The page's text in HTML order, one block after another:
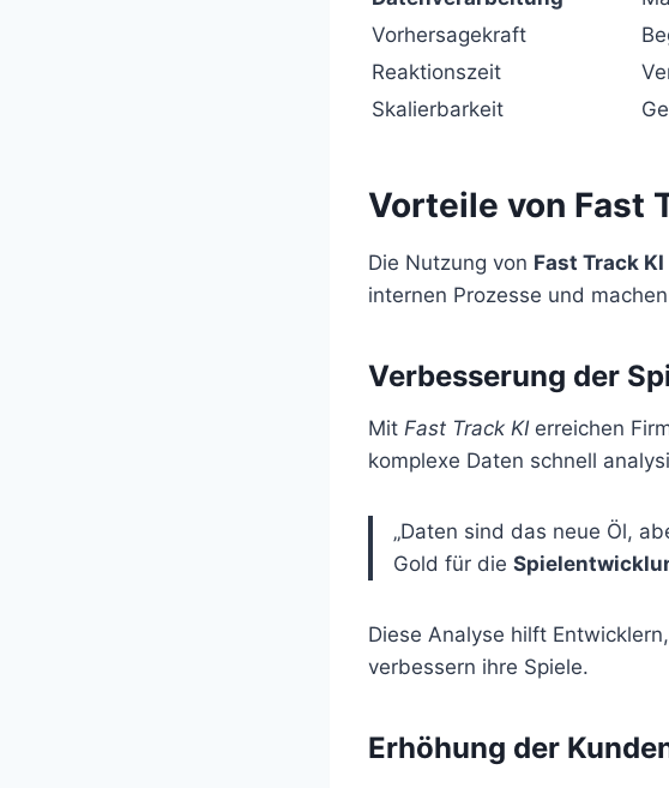
Vorhersagekraft
Reaktionszeit
Skalierbarkeit
Vorteile von Fast
Die Nutzung von Fast Track KI
internen Prozesse und
Verbesserung der
Mit Fast Track KIerreichen
komplexe Daten schnell
„Daten sind das neue Öl,
Gold für die
Diese Analyse hilft
verbessern ihre Spiele.
Erhöhung der